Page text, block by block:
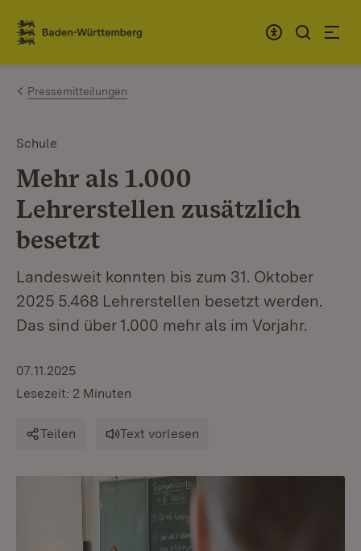
Zum Inhalt springen
Link zur Startseite
Pressemitteilungen
Schule
Mehr als 1.000
Lehrerstellen zusätzlich
besetzt
Landesweit konnten bis zum 31. Oktober
2025 5.468 Lehrerstellen besetzt werden.
Das sind über 1.000 mehr als im Vorjahr.
07.11.2025
Lesezeit: 2 Minuten
Teilen Text vorlesen